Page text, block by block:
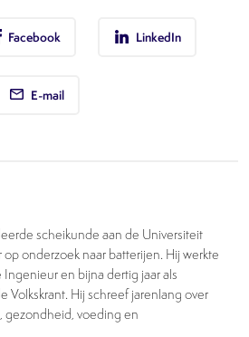
Facebook LinkedIn
E-mail
scheikunde aan de Universiteit
onderzoek naar batterijen. Hij werkte
en bijna dertig jaar als
Volkskrant. Hij schreef jarenlang over
gezondheid, voeding en